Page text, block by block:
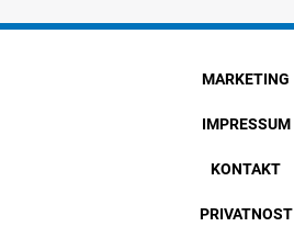
MARKETING
IMPRESSUM
KONTAKT
PRIVATNOST